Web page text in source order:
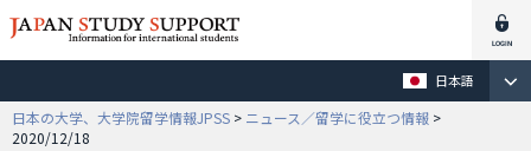
日本語
日本の大学、大学院留学情報JPSS > ニュース／留学に役立つ情報 >
2020/12/18